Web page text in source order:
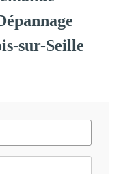
sur-Seille